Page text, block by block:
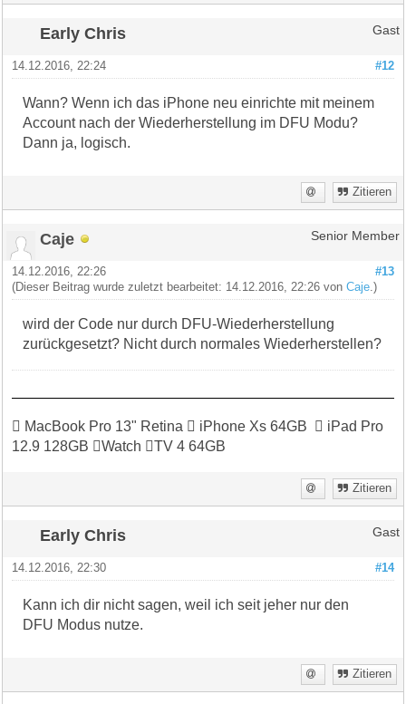
Early Chris Gast
#12
14.12.2016, 22:24
Wann? Wenn ich das iPhone neu einrichte mit meinem
Account nach der Wiederherstellung im DFU Modu?
Dann ja, logisch.
Zitieren
Caje Senior Member
#13
14.12.2016, 22:26
(Dieser Beitrag wurde zuletzt bearbeitet: 14.12.2016, 22:26 vonCaje .)
wird der Code nur durch DFU-Wiederherstellung
zurückgesetzt? Nicht durch normales Wiederherstellen?
 MacBook Pro 13" Retina  iPhone Xs 64GB  iPad Pro
12.9 128GB Watch TV 4 64GB
Zitieren
Early Chris Gast
#14
14.12.2016, 22:30
Kann ich dir nicht sagen, weil ich seit jeher nur den
DFU Modus nutze.
Zitieren